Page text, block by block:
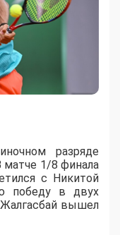
разряде
матче 1/8 финала
с Никитой
победу в двух
вышел